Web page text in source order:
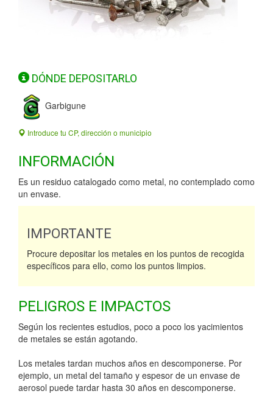
DÓNDE DEPOSITARLO
Garbigune
Introduce tu CP, dirección o municipio
INFORMACIÓN
Es un residuo catalogado como metal, no contemplado como
un envase.
IMPORTANTE
Procure depositar los metales en los puntos de recogida
específicos para ello, como los puntos limpios.
PELIGROS E IMPACTOS
Según los recientes estudios, poco a poco los yacimientos
de metales se están agotando.
Los metales tardan muchos años en descomponerse. Por
ejemplo, un metal del tamaño y espesor de un envase de
aerosol puede tardar hasta 30 años en descomponerse.